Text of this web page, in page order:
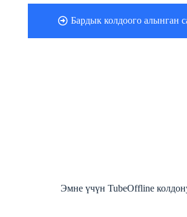
Бардык колдоого алынган
Эмне үчүн TubeOffline